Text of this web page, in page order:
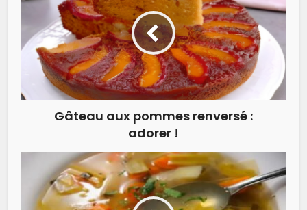
Gâteau aux pommes renversé :
adorer !